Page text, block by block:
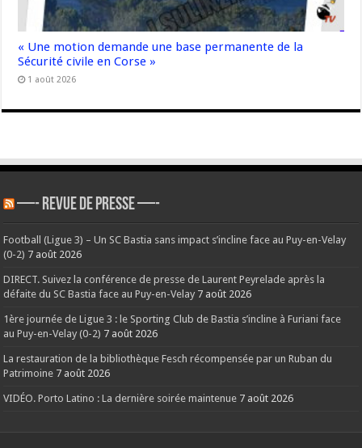
« Une motion demande une base permanente de la
Sécurité civile en Corse »
1 août 2026
—- REVUE DE PRESSE —-
Football (Ligue 3) – Un SC Bastia sans impact s’incline face au Puy-en-Velay
(0-2) 7 août 2026
DIRECT. Suivez la conférence de presse de Laurent Peyrelade après la
défaite du SC Bastia face au Puy-en-Velay 7 août 2026
1ère journée de Ligue 3 : le Sporting Club de Bastia s’incline à Furiani face
au Puy-en-Velay (0-2) 7 août 2026
La restauration de la bibliothèque Fesch récompensée par un Ruban du
Patrimoine 7 août 2026
VIDÉO. Porto Latino : La dernière soirée maintenue 7 août 2026